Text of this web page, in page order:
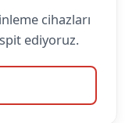
cihazları
ediyoruz.